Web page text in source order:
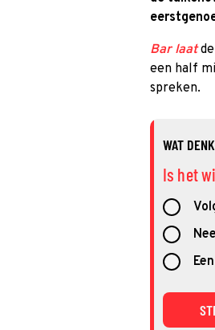
Bar laat
een half
spreken.
WAT
Is het